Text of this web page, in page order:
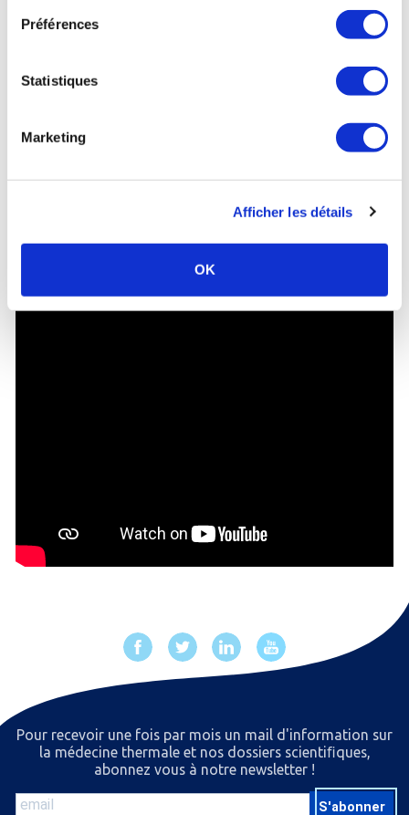
Préférences
Statistiques
Marketing
Afficher les détails
OK
Pour recevoir une fois par mois un mail d'information sur
la médecine thermale et nos dossiers scientiﬁques,
abonnez vous à notre newsletter !
S'abonner